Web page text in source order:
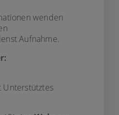
wenden
Aufnahme.
Unterstütztes